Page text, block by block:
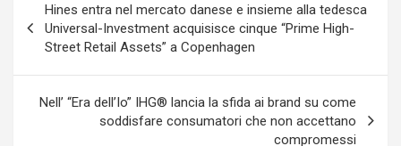
articoli
Hines entra nel mercato danese e insieme alla tedesca
Universal-Investment acquisisce cinque “Prime High-
Street Retail Assets” a Copenhagen
Nell’ “Era dell’Io” IHG® lancia la sfida ai brand su come
soddisfare consumatori che non accettano
compromessi